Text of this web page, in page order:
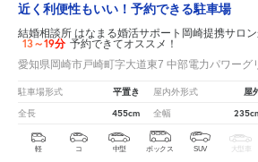
近く利便性もいい！予約できる駐車場
結婚相談所 はなまる婚活サポート岡崎提携サロン
13～19分 予約できてオススメ！
愛知県岡崎市戸崎町字大道東7 中部電力パワーグ
駐車場形式 平置き 屋内外形式 屋
全長 455cm 全幅
軽 コ 中型 ボックス SUV 大型車